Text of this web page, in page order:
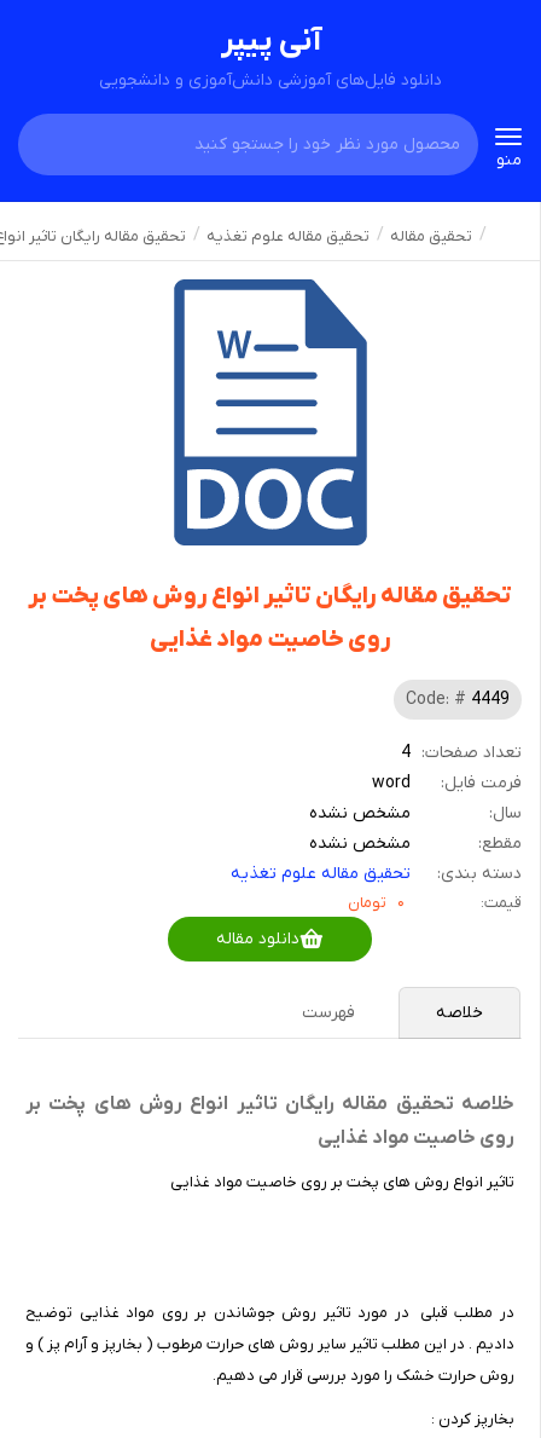
آنی پیپر
دانلود فایل‌های آموزشی دانش‌آموزی و دانشجویی
Toggle
navigation
منو
تحقیق مقاله تحقیق مقاله علوم تغذیه تحقیق مقاله رایگان تاثیر
تحقیق مقاله رایگان تاثیر انواع روش های پخت بر
روی خاصیت مواد غذایی
Code: # 4449
تعداد صفحات: 4
فرمت فایل:
word
سال:
مشخص نشده
مقطع:
مشخص نشده
دسته بندی:
تحقیق مقاله علوم تغذیه
قیمت: ۰ تومان
دانلود مقاله
خلاصه فهرست
خلاصه تحقیق مقاله رایگان تاثیر انواع روش های پخت بر
روی خاصیت مواد غذایی
تاثیر انواع روش های پخت بر روی خاصیت مواد غذایی
در مطلب قبلی در مورد تاثیر روش جوشاندن بر روی مواد غذایی توضیح
دادیم . در این مطلب تاثیر سایر روش های حرارت مرطوب ( بخارپز و آرام پز ) و
روش حرارت خشک را مورد بررسی قرار می دهیم.
بخارپز کردن :